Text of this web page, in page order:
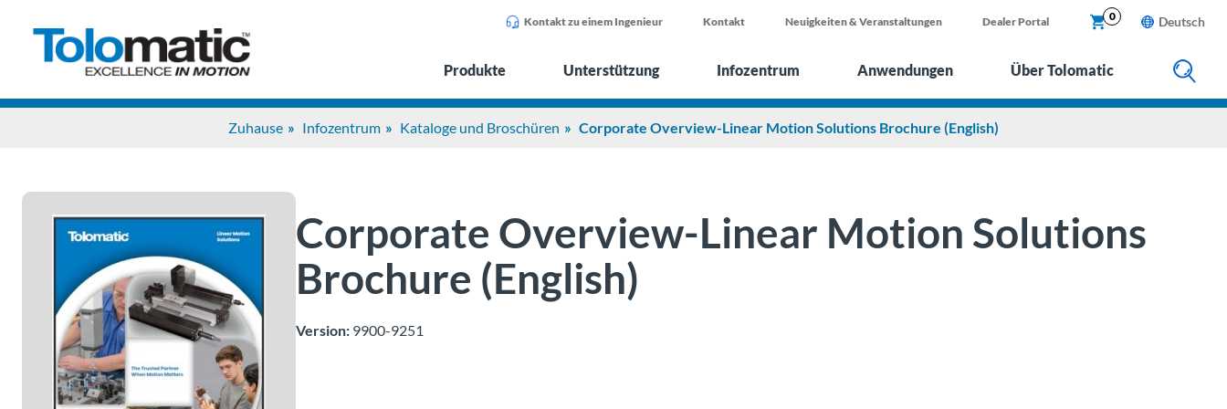
X
Kontakt zu einem Ingenieur Kontakt Neuigkeiten & Veranstaltungen Dealer Portal 0 Deutsch
Produkte Unterstützung Infozentrum Anwendungen Über Tolomatic
Zuhause Infozentrum Kataloge und Broschüren Corporate Overview-Linear Motion Solutions Brochure (English)
Corporate Overview-Linear Motion Solutions
Brochure (English)
Version: 9900-9251